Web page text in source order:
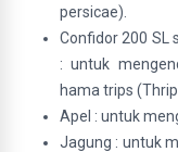
persicae).
Confidor 200 SL
: untuk
hama trips
Apel : untuk
Jagung : untuk